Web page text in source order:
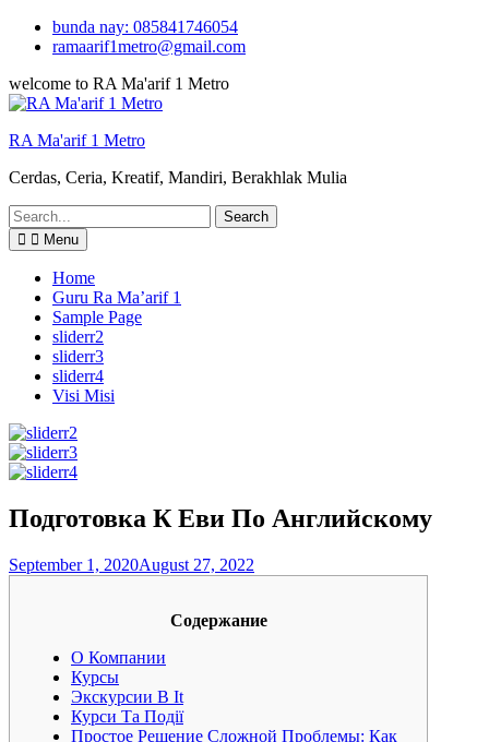
Skip
bunda nay: 085841746054
ramaarif1metro@gmail.com
welcome to RA Ma'arif 1 Metro
RA Ma'arif 1 Metro
Cerdas, Ceria, Kreatif, Mandiri, Berakhlak Mulia
Search
for:
Menu
Home
Guru Ra Ma’arif 1
Sample Page
sliderr2
sliderr3
sliderr4
Visi Misi
Подготовка К Еви По Английскому
September 1, 2020August 27, 2022
Содержание
О Компании
Курсы
Экскурсии В It
Курси Та Події
Простое Решение Сложной Проблемы: Как